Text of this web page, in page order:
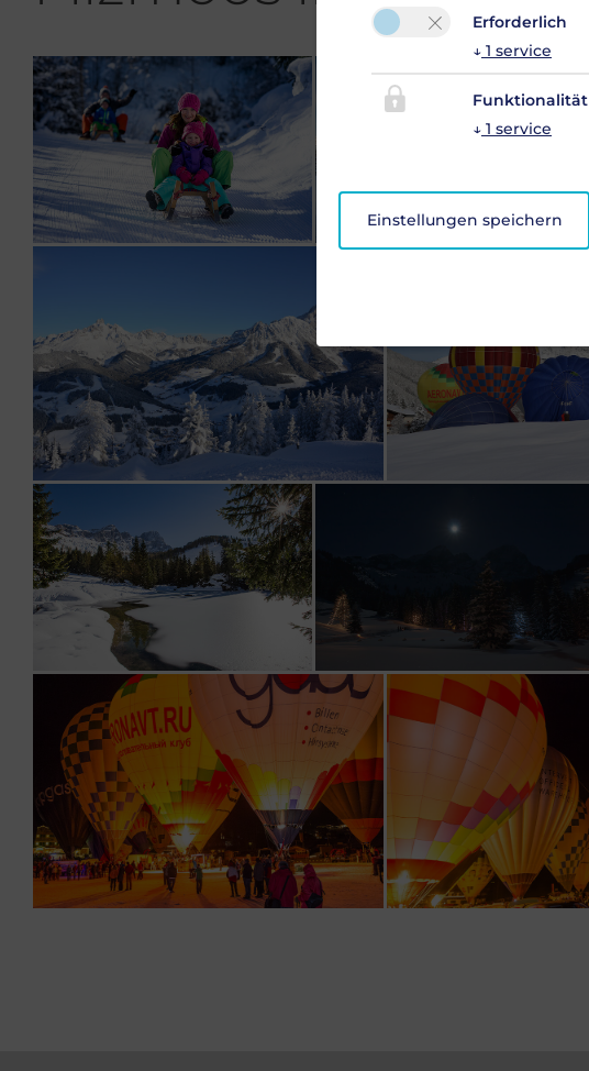
Erforderlich
↓ 1 service
Funktionalität
↓ 1 service
Einstellungen speichern